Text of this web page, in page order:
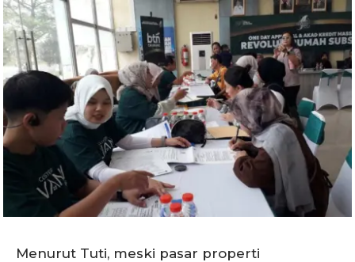
Menurut Tuti, meski pasar properti